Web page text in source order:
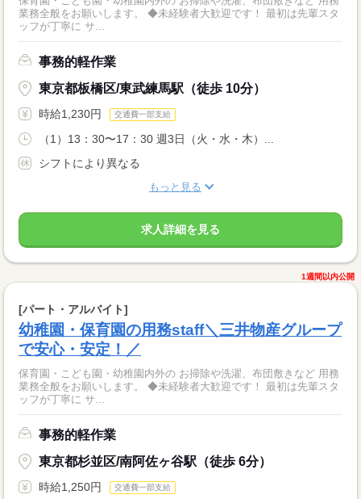
業務全般をお願いします。 ◆未経験者大歓迎です！ 最初は先輩スタ
ッフが丁寧に サ...
事務的軽作業
東京都板橋区/東武練馬駅（徒歩 10分）
時給1,230円 交通費一部支給
（1）13：30〜17：30 週3日（火・水・木）...
シフトにより異なる
もっと見る
求人詳細を見る
1週間以内公開
[パート・アルバイト]
幼稚園・保育園の用務staff＼三井物産グループ
で安心・安定！／
保育園・こども園・幼稚園内外の お掃除や洗濯、布団敷きなど 用務
業務全般をお願いします。 ◆未経験者大歓迎です！ 最初は先輩スタ
ッフが丁寧に サ...
事務的軽作業
東京都杉並区/南阿佐ヶ谷駅（徒歩 6分）
時給1,250円 交通費一部支給